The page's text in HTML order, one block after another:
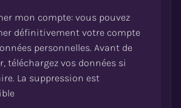
mon compte: vous pouvez
définitivement votre compte
personnelles. Avant de
téléchargez vos données si
La suppression est